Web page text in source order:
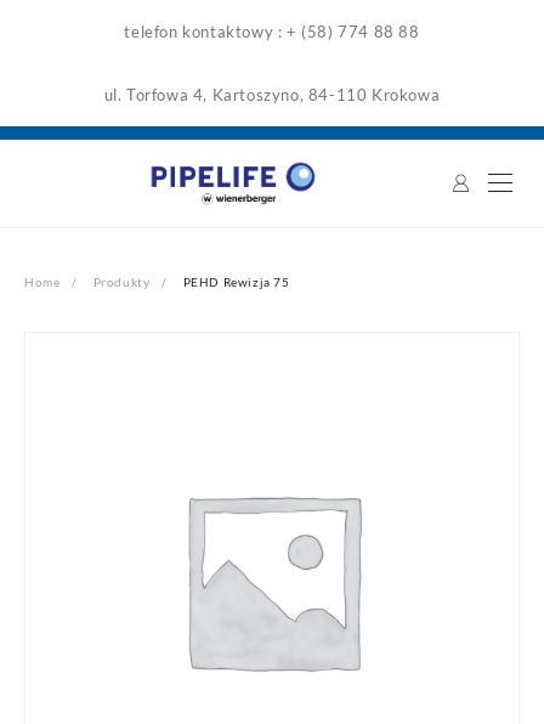
telefon kontaktowy : + (58) 774 88 88
ul. Torfowa 4, Kartoszyno, 84-110 Krokowa
Home Produkty PEHD Rewizja 75